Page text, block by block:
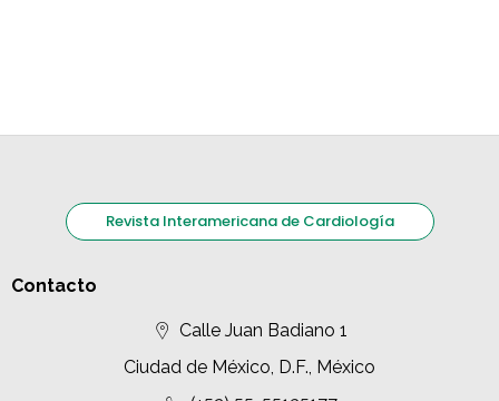
Revista Interamericana de Cardiología
Contacto
Calle Juan Badiano 1
Ciudad de México, D.F., México